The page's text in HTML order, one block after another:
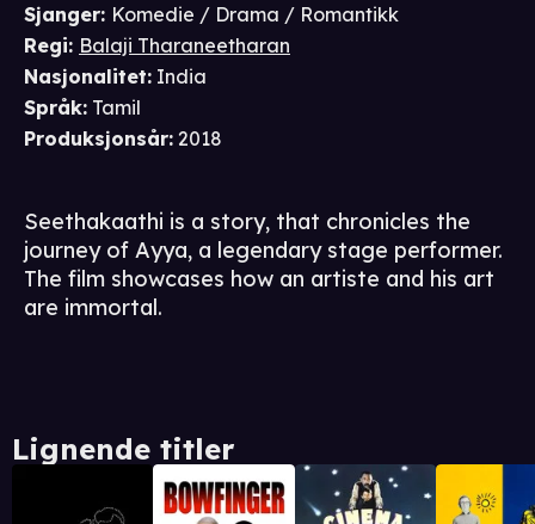
Sjanger: Komedie / Drama / Romantikk
Regi: Balaji Tharaneetharan
Nasjonalitet: India
Språk: Tamil
Produksjonsår: 2018
Seethakaathi is a story, that chronicles the
journey of Ayya, a legendary stage performer.
The film showcases how an artiste and his art
are immortal.
Lignende titler